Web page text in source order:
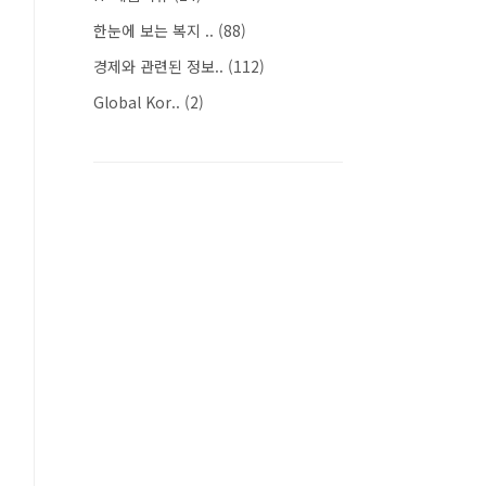
한눈에 보는 복지 .. (88)
경제와 관련된 정보.. (112)
Global Kor.. (2)